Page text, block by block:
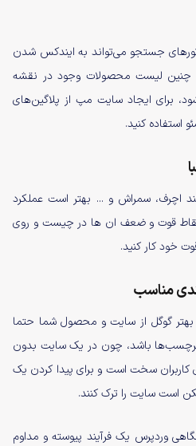
جستجو می‌تواند به ایندکس شدن
لیست محصولات وجود در نقشه
برای ایجاد سایت مپ از پلاگین‌های
استفاده کنید.
اچرف، سمراش و ... بهتر است عملکرد
نقاط قوت و ضعف ان ها در چیست و روی
خود کار کنید.
بهتر گوگل از سایت و محصول شما حتما
باشد، چون در یک سایت بدون
سخت است و برای پیدا کردن یک
است سایت را ترک کنند.
وردپرس یک فرآیند پیوسته و مداوم